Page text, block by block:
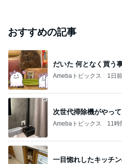
おすすめの記事
だいた 何となく買う
Amebaトピックス 1日前
次世代掃除機がやって
Amebaトピックス 11時
一目惚れしたキッチ